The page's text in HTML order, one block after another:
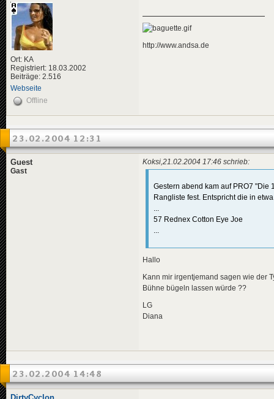
Ort: KA
Registriert: 18.03.2002
Beiträge: 2.516
Webseite
http://www.andsa.de
Offline
23.02.2004 12:31
Guest
Gast
Koksi,21.02.2004 17:46 schrieb:
Gestern abend kam auf PRO7 "Die
Rangliste fest. Entspricht die in
...
57 Rednex Cotton Eye Joe
...
Hallo
Kann mir irgentjemand sagen wie der
Bühne bügeln lassen würde ??
LG
Diana
23.02.2004 14:48